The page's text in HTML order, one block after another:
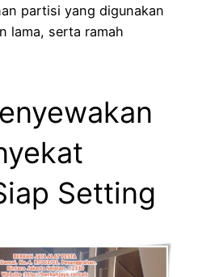
partisi yang digunakan
lama, serta ramah
Setting